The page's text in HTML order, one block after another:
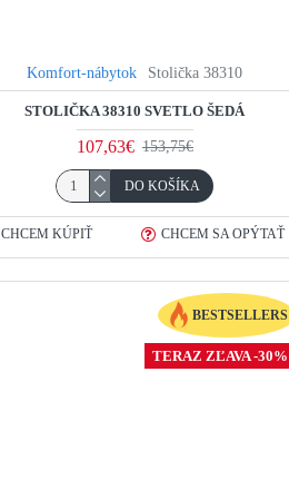
Komfort-nábytok Stolička 38310
STOLIČKA 38310 SVETLO ŠEDÁ
107,63€ 153,75€
DO KOŠÍKA
CHCEM KÚPIŤ CHCEM SA OPÝTAŤ
BESTSELLERS
TERAZ ZĽAVA -30%